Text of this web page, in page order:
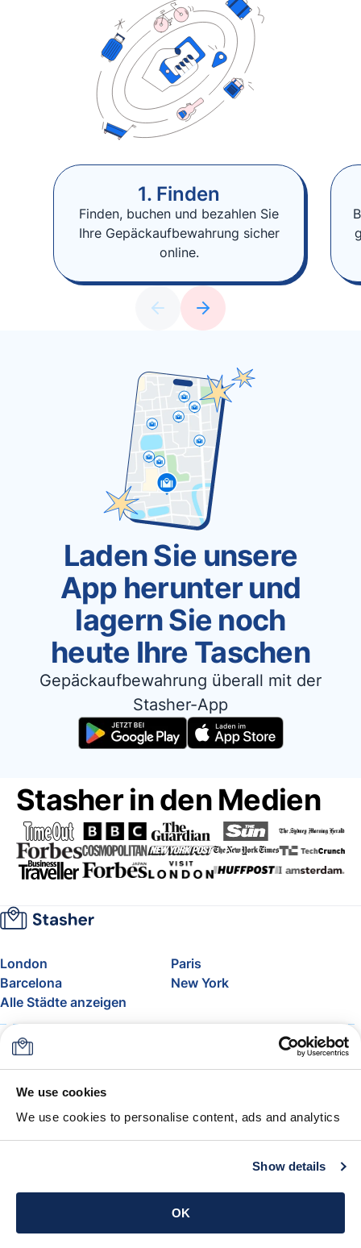
We use cookies
We use cookies to personalise content, ads and analytics
Show details
OK
1. Finden
Finden, buchen und bezahlen Sie
Ihre Gepäckaufbewahrung sicher
online.
Laden Sie unsere
App herunter und
lagern Sie noch
heute Ihre Taschen
Gepäckaufbewahrung überall mit der
Stasher-App
Stasher in den Medien
London
Paris
Barcelona
New York
Alle Städte anzeigen
Über uns
FAQ
Support
Blog
Freigepäck bei Airlines
Die Stasher-Garantie
AGB
App holen